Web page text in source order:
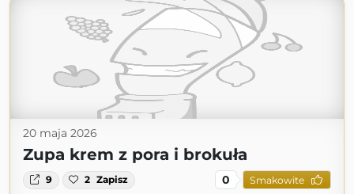
20 maja 2026
Zupa krem z pora i brokuła
9 2 Zapisz 0 Smakowite